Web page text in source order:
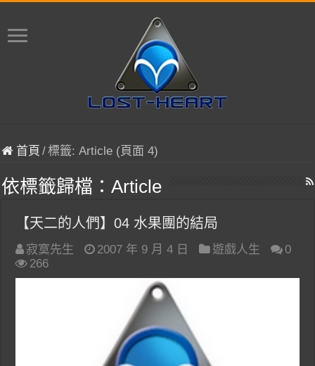
首頁 /標籤:Article (頁面 4)
依標籤歸檔：Article
【天二的人們】04 水果團的結局
寂寞先生 2007 年 9 月 4 日 遊戲人生
0
266